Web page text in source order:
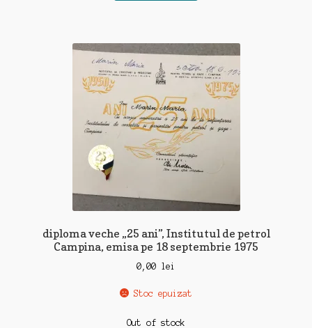
diploma veche „25 ani”, Institutul de petrol
Campina, emisa pe 18 septembrie 1975
0,00 lei
Stoc epuizat
Out of stock